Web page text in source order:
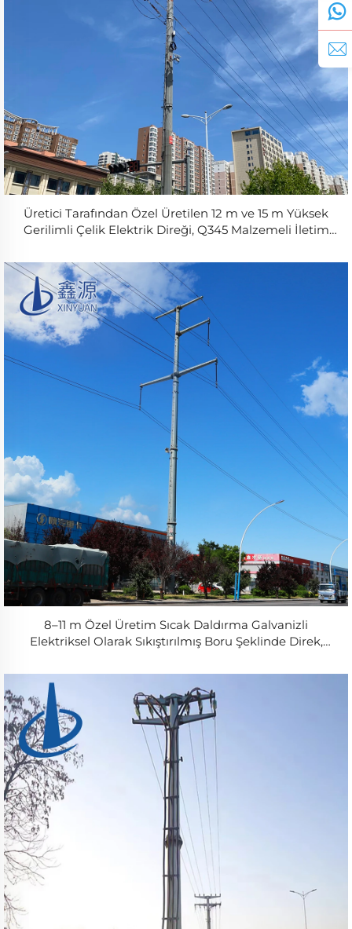
Üretici Tarafından Özel Üretilen 12 m ve 15 m Yüksek
Gerilimli Çelik Elektrik Direği, Q345 Malzemeli İletim
8–11 m Özel Üretim Sıcak Daldırma Galvanizli
Elektriksel Olarak Sıkıştırılmış Boru Şeklinde Direk,